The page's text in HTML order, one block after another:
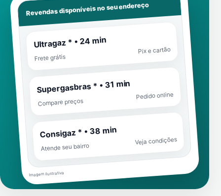
Revendas disponíveis no seu endereço
Ultragaz * • 24 min
Frete grátis
Pix e cartão
Supergasbras * • 31 min
Compare preços
Pedido online
Consigaz * • 38 min
Atende seu bairro
Veja condições
Imagem ilustrativa